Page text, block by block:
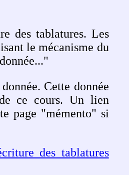
des tablatures. Les
le mécanisme du
Cette donnée
ce cours. Un lien
page "mémento" si
des tablatures